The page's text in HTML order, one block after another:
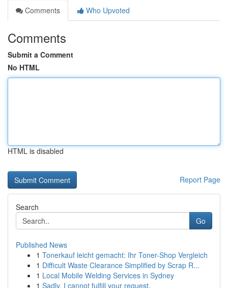
Comments
Who Upvoted
Comments
Submit a Comment
No HTML
HTML is disabled
Report Page
Search
Go
Published News
1 Tonerkauf leicht gemacht: Ihr Toner-Shop Vergleich
1 Difficult Waste Clearance Simplified by Scrap R...
1 Local Mobile Welding Services in Sydney
1 Sadly, I cannot fulfill your request.